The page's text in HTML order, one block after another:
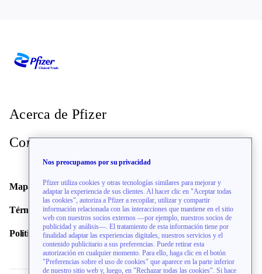
Site Info
Albert Schweitzer Ziekenhuis,
locatie Dordwijk
Dordrecht, South Holland, Netherlands,
3318 AT
Con
inscripción
abierta
Acerca de Pfizer
Contacto
Mapa del sitio
Términos de uso
Política de privacidad
Nos preocupamos por su privacidad
Pfizer utiliza cookies y otras tecnologías similares para mejorar y
adaptar la experiencia de sus clientes. Al hacer clic en "Aceptar todas
las cookies", autoriza a Pfizer a recopilar, utilizar y compartir
información relacionada con las interacciones que mantiene en el sitio
web con nuestros socios externos —por ejemplo, nuestros socios de
publicidad y análisis—. El tratamiento de esta información tiene por
finalidad adaptar las experiencias digitales, nuestros servicios y el
contenido publicitario a sus preferencias. Puede retirar esta
autorización en cualquier momento. Para ello, haga clic en el botón
"Preferencias sobre el uso de cookies" que aparece en la parte inferior
de nuestro sitio web y, luego, en "Rechazar todas las cookies". Si hace